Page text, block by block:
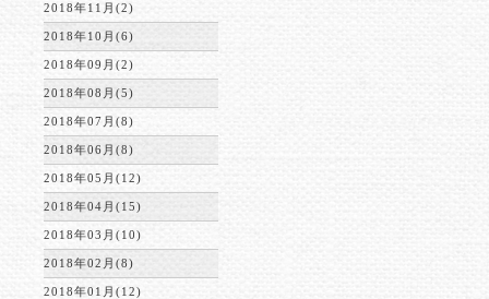
2018年11月(2)
2018年10月(6)
2018年09月(2)
2018年08月(5)
2018年07月(8)
2018年06月(8)
2018年05月(12)
2018年04月(15)
2018年03月(10)
2018年02月(8)
2018年01月(12)